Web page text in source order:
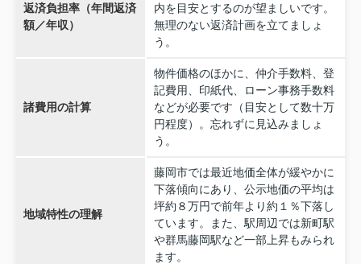
返済負担率（年間返済
額／年収）
内を目安とするのが望ましいです。
無理のない返済計画を立てましょ
う。
諸費用の計算
物件価格のほかに、仲介手数料、登
記費用、印紙代、ローン事務手数料
などが必要です（目安として数十万
円程度）。忘れずに見込みましょ
う。
地域特性の理解
藤岡市では最近地価全体が緩やかに
下落傾向にあり、公示地価の平均は
坪約８万円で前年より約１％下落し
ています。また、駅周辺では新町駅
や群馬藤岡駅など一部上昇もみられ
ます。